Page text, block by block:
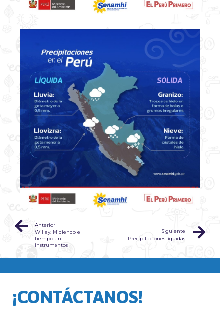
Anterior
Willay. Midiendo el
tiempo sin
instrumentos
Siguiente
Precipitaciones líquidas
¡CONTÁCTANOS!